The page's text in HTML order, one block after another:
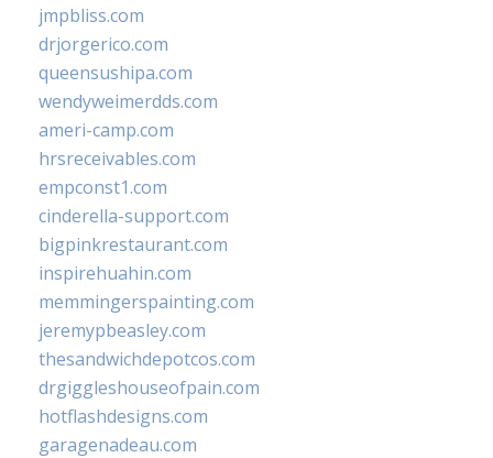
jmpbliss.com
drjorgerico.com
queensushipa.com
wendyweimerdds.com
ameri-camp.com
hrsreceivables.com
empconst1.com
cinderella-support.com
bigpinkrestaurant.com
inspirehuahin.com
memmingerspainting.com
jeremypbeasley.com
thesandwichdepotcos.com
drgiggleshouseofpain.com
hotflashdesigns.com
garagenadeau.com